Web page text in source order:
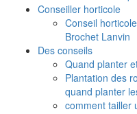
Conseiller horticole
Conseil
Brochet Lanvin
Des conseils
Quand planter
Plantation des
quand planter
comment tailler